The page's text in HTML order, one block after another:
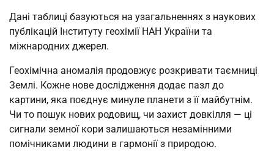
Дані таблиці базуються на узагальненнях з наукових
публікацій Інституту геохімії НАН України та
міжнародних джерел.
Геохімічна аномалія продовжує розкривати таємниці
Землі. Кожне нове дослідження додає пазл до
картини, яка поєднує минуле планети з її майбутнім.
Чи то пошук нових родовищ, чи захист довкілля — ці
сигнали земної кори залишаються незамінними
помічниками людини в гармонії з природою.